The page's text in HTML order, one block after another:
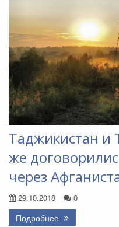
Таджикистан и
же
через
29.10.2018 0
Подробнее